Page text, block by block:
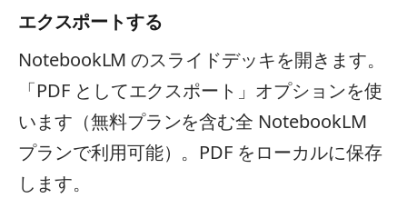
エクスポートする
NotebookLM のスライドデッキを開きます。
「PDF としてエクスポート」オプションを使
います（無料プランを含む全 NotebookLM
プランで利用可能）。PDF をローカルに保存
します。